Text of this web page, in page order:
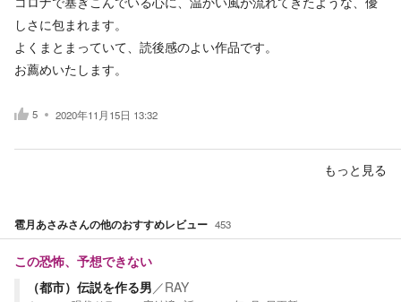
しさに包まれます。
よくまとまっていて、読後感のよい作品です。
お薦めいたします。
5 2020年11月15日 13:32
もっと見る
雹月あさみさんの他のおすすめレビュー 453
この恐怖、予想できない
（都市）伝説を作る男 ／RAY